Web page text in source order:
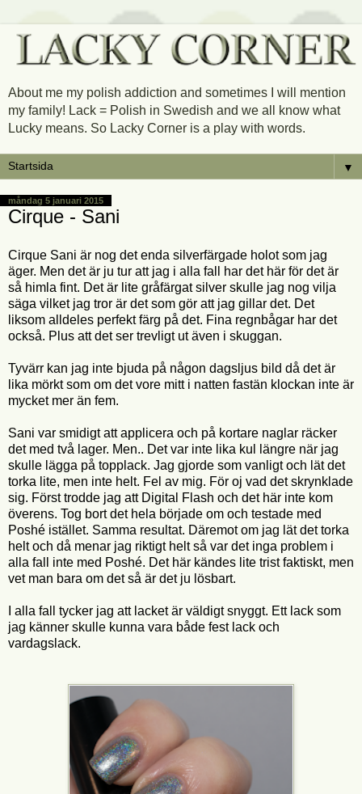
About me my polish addiction and sometimes I will mention
my family! Lack = Polish in Swedish and we all know what
Lucky means. So Lacky Corner is a play with words.
▼
måndag 5 januari 2015
Cirque - Sani
Cirque Sani är nog det enda silverfärgade holot som jag
äger. Men det är ju tur att jag i alla fall har det här för det är
så himla fint. Det är lite gråfärgat silver skulle jag nog vilja
säga vilket jag tror är det som gör att jag gillar det. Det
liksom alldeles perfekt färg på det. Fina regnbågar har det
också. Plus att det ser trevligt ut även i skuggan.
Tyvärr kan jag inte bjuda på någon dagsljus bild då det är
lika mörkt som om det vore mitt i natten fastän klockan inte är
mycket mer än fem.
Sani var smidigt att applicera och på kortare naglar räcker
det med två lager. Men.. Det var inte lika kul längre när jag
skulle lägga på topplack. Jag gjorde som vanligt och lät det
torka lite, men inte helt. Fel av mig. För oj vad det skrynklade
sig. Först trodde jag att Digital Flash och det här inte kom
överens. Tog bort det hela började om och testade med
Poshé istället. Samma resultat. Däremot om jag lät det torka
helt och då menar jag riktigt helt så var det inga problem i
alla fall inte med Poshé. Det här kändes lite trist faktiskt, men
vet man bara om det så är det ju lösbart.
I alla fall tycker jag att lacket är väldigt snyggt. Ett lack som
jag känner skulle kunna vara både fest lack och
vardagslack.